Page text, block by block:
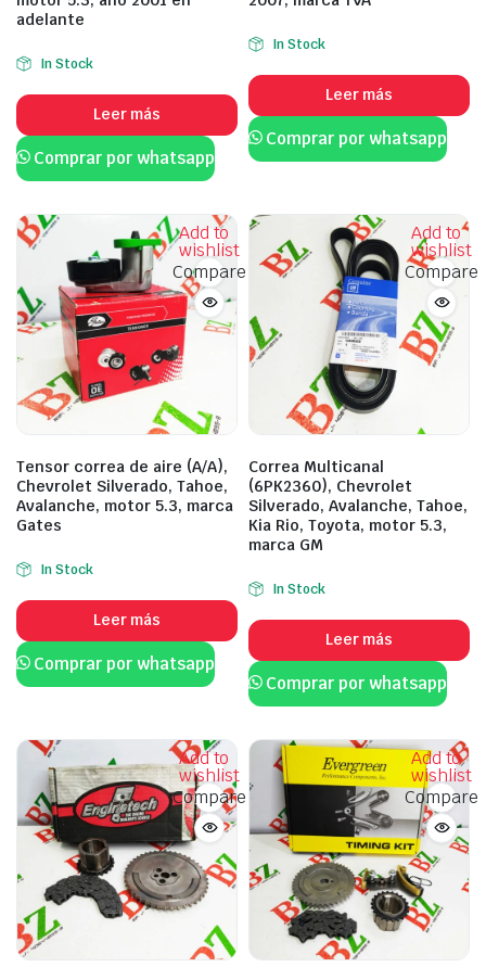
adelante
In Stock
Leer más
Comprar por whatsapp
In Stock
Leer más
Comprar por whatsapp
Add to
wishlist
Compare
Tensor correa de aire (A/A),
Chevrolet Silverado, Tahoe,
Avalanche, motor 5.3, marca
Gates
In Stock
Leer más
Comprar por whatsapp
Add to
wishlist
Compare
Correa Multicanal
(6PK2360), Chevrolet
Silverado, Avalanche, Tahoe,
Kia Rio, Toyota, motor 5.3,
marca GM
In Stock
Leer más
Comprar por whatsapp
Add to
wishlist
Compare
Add to
wishlist
Compare